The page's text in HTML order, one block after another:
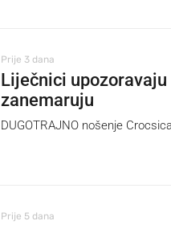
Prije 3 dana
Liječnici
zanemaruju
DUGOTRAJNO nošenje
Prije 5 dana